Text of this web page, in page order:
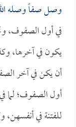
وصل صفاً وصله
في أول الصفوف،
يكون في آخرها،
أن يكن في آخر
أول الصفوف؛ لما
للفتنة في